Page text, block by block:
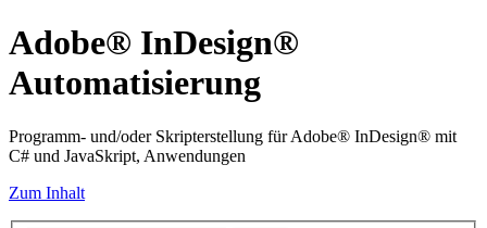
Adobe® InDesign®
Automatisierung
Programm- und/oder Skripterstellung für Adobe® InDesign® mit
C# und JavaSkript, Anwendungen
Zum Inhalt